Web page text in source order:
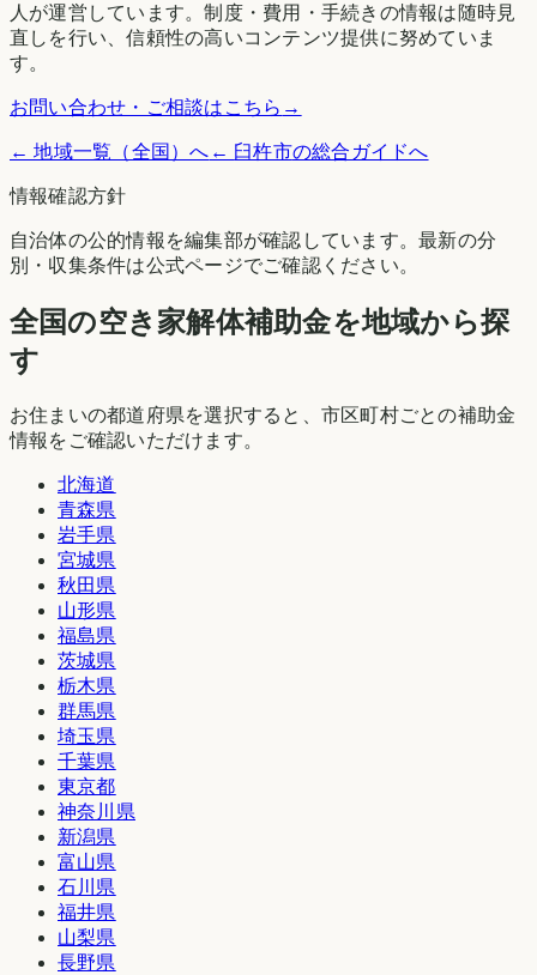
人が運営しています。制度・費用・手続きの情報は随時見
直しを行い、信頼性の高いコンテンツ提供に努めていま
す。
お問い合わせ・ご相談はこちら →
← 地域一覧（全国）へ ← 臼杵市の総合ガイドへ
情報確認方針
自治体の公的情報を編集部が確認しています。最新の分
別・収集条件は公式ページでご確認ください。
全国の空き家解体補助金を地域から探
す
お住まいの都道府県を選択すると、市区町村ごとの補助金
情報をご確認いただけます。
北海道
青森県
岩手県
宮城県
秋田県
山形県
福島県
茨城県
栃木県
群馬県
埼玉県
千葉県
東京都
神奈川県
新潟県
富山県
石川県
福井県
山梨県
長野県